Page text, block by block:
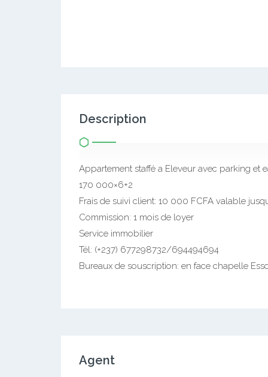
Description
Appartement staffé a Eleveur avec parking et
170 000×6+2
Frais de suivi client: 10 000 FCFA valable
Commission: 1 mois de loyer
Service immobilier
Tél: (+237) 677298732/694494694
Bureaux de souscription: en face chapelle
Agent